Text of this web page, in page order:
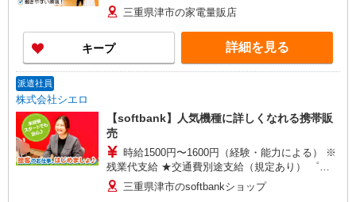
+゜ 入社祝い金10万円支給(規定有) お友達を紹介
頂くと, インセンティブ支給(規定有) ★月2回払
い・週払い可能（規程有）★ ゜・。○。・゜
+゜・。○。・゜+゜
三重県津市の家電量販店
キープ 詳細を見る
派遣社員
株式会社シエロ
【softbank】人気機種に詳しくなれる携帯販
売
時給1500円〜1600円（経験・能力による） ※
残業代支給 ★交通費別途支給（規定あり） ゜
+゜・。○。・゜+゜・。○。・゜+゜ 入社祝い金10
万円支給(規定有) お友達を紹介頂くと, インセンテ
三重県津市のsoftbankショップ